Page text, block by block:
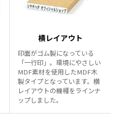
横レイアウト
印面がゴム製になっている
「一行印」。環境にやさしい
MDF素材を使用したMDF木
製タイプとなっています。横
レイアウトの機種をラインナ
ップしました。